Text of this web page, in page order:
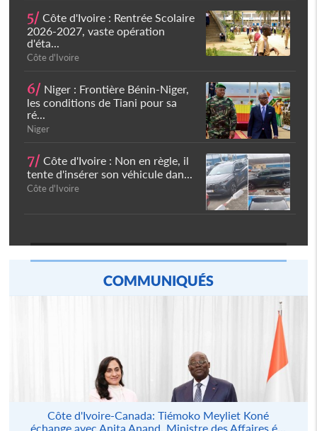
5/ Côte d'Ivoire : Rentrée Scolaire
2026-2027, vaste opération
d'éta...
Côte d'Ivoire
6/ Niger : Frontière Bénin-Niger,
les conditions de Tiani pour sa
ré...
Niger
7/ Côte d'Ivoire : Non en règle, il
tente d'insérer son véhicule dan...
Côte d'Ivoire
COMMUNIQUÉS
Côte d'Ivoire-Canada: Tiémoko Meyliet Koné
échange avec Anita Anand, Ministre des Affaires é...